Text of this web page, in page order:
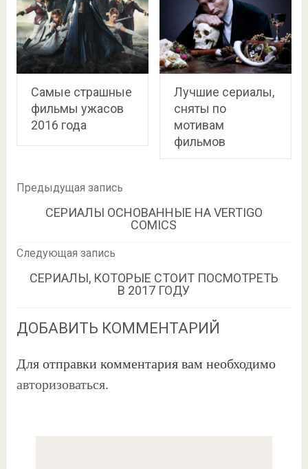
Самые страшные
фильмы ужасов
2016 года
Лучшие сериалы,
сняты по
мотивам
фильмов
Предыдущая запись
СЕРИАЛЫ ОСНОВАННЫЕ НА VERTIGO
COMICS
Следующая запись
СЕРИАЛЫ, КОТОРЫЕ СТОИТ ПОСМОТРЕТЬ
В 2017 ГОДУ
ДОБАВИТЬ КОММЕНТАРИЙ
Для отправки комментария вам необходимо
авторизоваться.